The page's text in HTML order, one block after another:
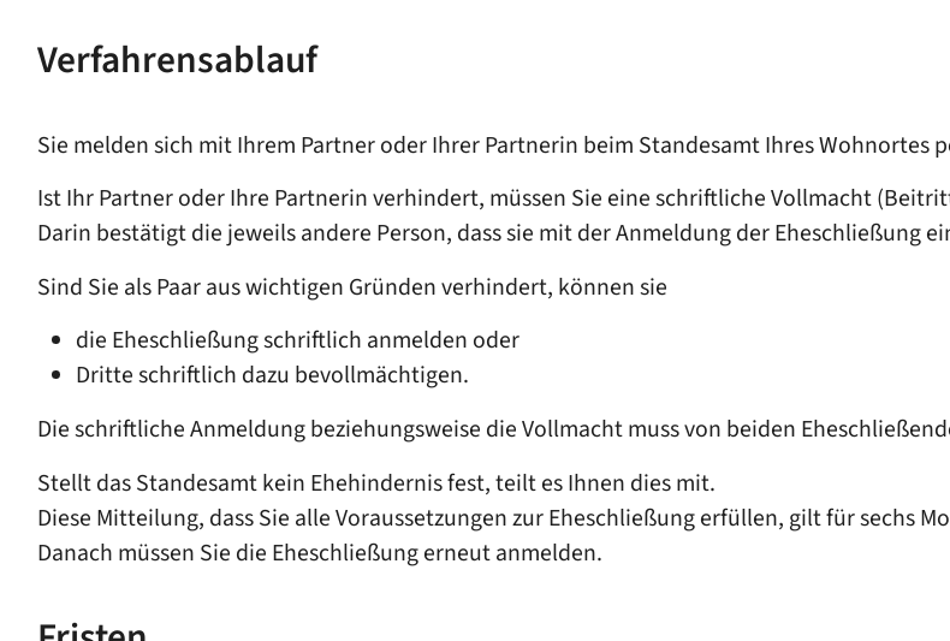
Verfahrensablauf
Sie melden sich mit Ihrem Partner oder Ihrer Partnerin beim Standesamt Ihres Wohnortes
Ist Ihr Partner oder Ihre Partnerin verhindert, müssen Sie eine schriftliche Vollmacht
Darin bestätigt die jeweils andere Person, dass sie mit der Anmeldung der Eheschließung
Sind Sie als Paar aus wichtigen Gründen verhindert, können sie
die Eheschließung schriftlich anmelden oder
Dritte schriftlich dazu bevollmächtigen.
Die schriftliche Anmeldung beziehungsweise die Vollmacht muss von beiden
Stellt das Standesamt kein Ehehindernis fest, teilt es Ihnen dies mit.
Diese Mitteilung, dass Sie alle Voraussetzungen zur Eheschließung erfüllen, gilt für sechs
Danach müssen Sie die Eheschließung erneut anmelden.